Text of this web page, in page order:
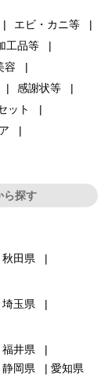
エビ・カニ等
工品等
容
感謝状等
ット
ら探す
秋田県
埼玉県
福井県
静岡県 愛知県